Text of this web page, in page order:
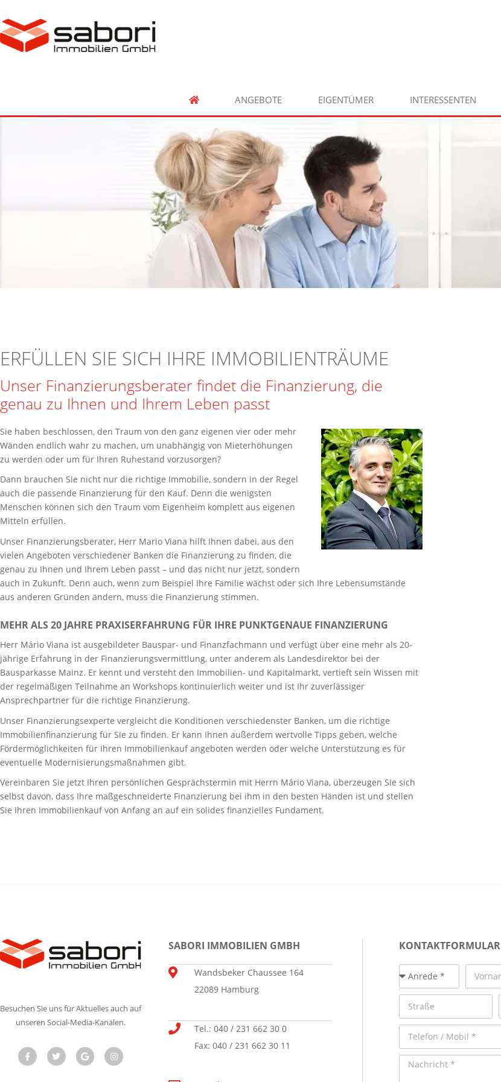
ANGEBOTE EIGENTÜMER INTERESSENTEN
ERFÜLLEN SIE SICH IHRE IMMOBILIENTRÄUME
Unser Finanzierungsberater findet die Finanzierung, die
genau zu Ihnen und Ihrem Leben passt
Sie haben beschlossen, den Traum von den ganz eigenen vier oder mehr
Wänden endlich wahr zu machen, um unabhängig von Mieterhöhungen
zu werden oder um für Ihren Ruhestand vorzusorgen?
Dann brauchen Sie nicht nur die richtige Immobilie, sondern in der Regel
auch die passende Finanzierung für den Kauf. Denn die wenigsten
Menschen können sich den Traum vom Eigenheim komplett aus eigenen
Mitteln erfüllen.
Unser Finanzierungsberater, Herr Mario Viana hilft Ihnen dabei, aus den
vielen Angeboten verschiedener Banken die Finanzierung zu finden, die
genau zu Ihnen und Ihrem Leben passt – und das nicht nur jetzt, sondern
auch in Zukunft. Denn auch, wenn zum Beispiel Ihre Familie wächst oder sich Ihre Lebensumstände
aus anderen Gründen ändern, muss die Finanzierung stimmen.
MEHR ALS 20 JAHRE PRAXISERFAHRUNG FÜR IHRE PUNKTGENAUE FINANZIERUNG
Herr Mário Viana ist ausgebildeter Bauspar- und Finanzfachmann und verfügt über eine mehr als 20-
jährige Erfahrung in der Finanzierungsvermittlung, unter anderem als Landesdirektor bei der
Bausparkasse Mainz. Er kennt und versteht den Immobilien- und Kapitalmarkt, vertieft sein Wissen mit
der regelmäßigen Teilnahme an Workshops kontinuierlich weiter und ist Ihr zuverlässiger
Ansprechpartner für die richtige Finanzierung.
Unser Finanzierungsexperte vergleicht die Konditionen verschiedenster Banken, um die richtige
Immobilienfinanzierung für Sie zu finden. Er kann Ihnen außerdem wertvolle Tipps geben, welche
Fördermöglichkeiten für Ihren Immobilienkauf angeboten werden oder welche Unterstützung es für
eventuelle Modernisierungsmaßnahmen gibt.
Vereinbaren Sie jetzt Ihren persönlichen Gesprächstermin mit Herrn Mário Viana, überzeugen Sie sich
selbst davon, dass Ihre maßgeschneiderte Finanzierung bei ihm in den besten Händen ist und stellen
Sie Ihren Immobilienkauf von Anfang an auf ein solides finanzielles Fundament.
Besuchen Sie uns für Aktuelles auch auf
unseren Social-Media-Kanälen.
SABORI IMMOBILIEN GMBH
Wandsbeker Chaussee 164
22089 Hamburg
Tel.: 040 / 231 662 30 0
Fax: 040 / 231 662 30 11
KONTAKTFORMULAR